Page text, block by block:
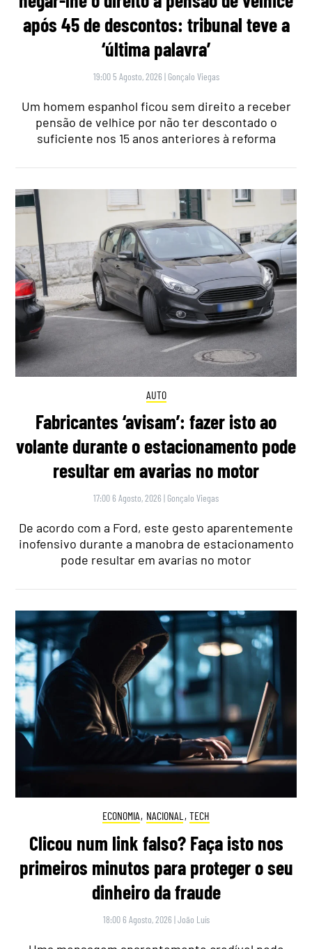
após 45 de descontos: tribunal teve a
‘última palavra’
19:00 5 Agosto, 2026 | Gonçalo Viegas
Um homem espanhol ficou sem direito a receber
pensão de velhice por não ter descontado o
suficiente nos 15 anos anteriores à reforma
AUTO
Fabricantes ‘avisam’: fazer isto ao
volante durante o estacionamento pode
resultar em avarias no motor
17:00 6 Agosto, 2026 | Gonçalo Viegas
De acordo com a Ford, este gesto aparentemente
inofensivo durante a manobra de estacionamento
pode resultar em avarias no motor
ECONOMIA, NACIONAL , TECH
Clicou num link falso? Faça isto nos
primeiros minutos para proteger o seu
dinheiro da fraude
18:00 6 Agosto, 2026 |João Luís